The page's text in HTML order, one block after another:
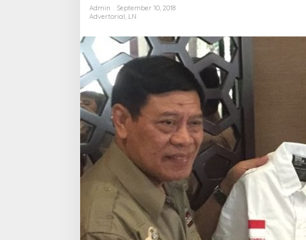
A
W
A
S
I
N
E
R
J
A
A
P
A
R
U
R
Admin
September 10, 2018
Advertorial, LN